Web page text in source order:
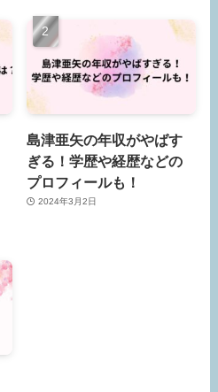
島津亜矢の年収がやばす
ぎる！学歴や経歴などの
プロフィールも！
2024年3月2日